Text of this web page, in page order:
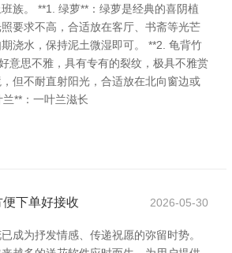
族。 **1. 绿萝**：绿萝是经典的喜阴植
要求不高，合适放在客厅、书斋等光芒
浇水，保持泥土微湿即可。 **2. 龟背竹
意思不雅，具有专有的裂纹，极具不雅赏
但不耐直射阳光，合适放在北向窗边或
**：一叶兰滋长
下单好接收 2026-05-30
成为抒发情感、传递祝愿的弥留时势。